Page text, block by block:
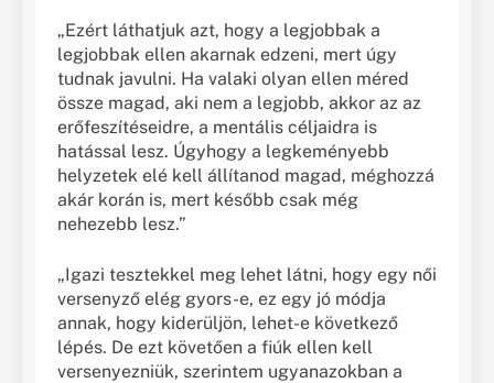
„Ezért láthatjuk azt, hogy a legjobbak a
legjobbak ellen akarnak edzeni, mert úgy
tudnak javulni. Ha valaki olyan ellen méred
össze magad, aki nem a legjobb, akkor az az
erőfeszítéseidre, a mentális céljaidra is
hatással lesz. Úgyhogy a legkeményebb
helyzetek elé kell állítanod magad, méghozzá
akár korán is, mert később csak még
nehezebb lesz.”
„Igazi tesztekkel meg lehet látni, hogy egy női
versenyző elég gyors-e, ez egy jó módja
annak, hogy kiderüljön, lehet-e következő
lépés. De ezt követően a fiúk ellen kell
versenyezniük, szerintem ugyanazokban a